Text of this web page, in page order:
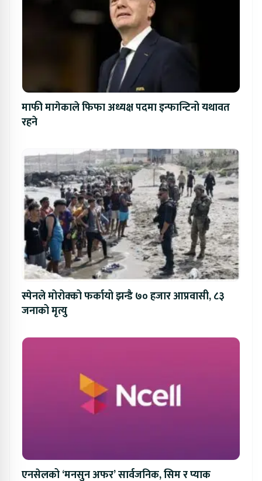
माफी मागेकाले फिफा अध्यक्ष पदमा इन्फान्टिनो यथावत
रहने
स्पेनले मोरोक्को फर्कायो झन्डै ७० हजार आप्रवासी, ८३
जनाको मृत्यु
एनसेलको ‘मनसुन अफर’ सार्वजनिक, सिम र प्याक